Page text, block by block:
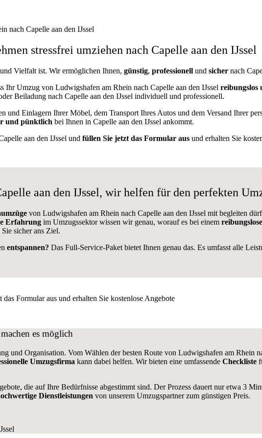
nach Capelle aan den IJssel
stressfrei umziehen nach Capelle aan den IJssel
Vielfalt ist. Wir ermöglichen Ihnen, günstig, professionellund sichernach
Ihr Umzug von Ludwigshafen am Rhein nach Capelle aan den IJssel reibungslos
Beiladung nach Capelle aan den IJssel individuell und professionell.
und Einlagern Ihrer Möbel, dem Transport Ihres Autos und dem Versand Ihrer
und pünktlich bei Ihnen in Capelle aan den IJssel ankommt.
aan den IJssel und füllen Sie jetzt das Formular ausund erhalten Sie
aan den IJssel, wir helfen für den perfekten
von Ludwigshafen am Rhein nach Capelle aan den IJssel mit begleiten
Erfahrung im Umzugssektor wissen wir genau, worauf es bei einem
sicher ans Ziel.
entspannen? Das Full-Service-Paket bietet Ihnen genau das. Es umfasst alle
das Formular aus und erhalten Sie kostenlose Angebote
es möglich
und Organisation. Vom Wählen der besten Route von Ludwigshafen am Rhein
Umzugsfirma kann dabei helfen. Wir bieten eine umfassende Checkliste
die auf Ihre Bedürfnisse abgestimmt sind. Der Prozess dauert nur etwa 3
Dienstleistungen von unserem Umzugspartner zum günstigen Preis.